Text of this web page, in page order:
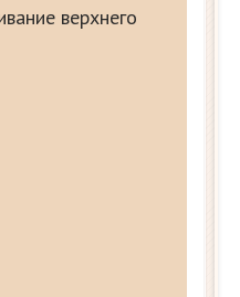
верхнего